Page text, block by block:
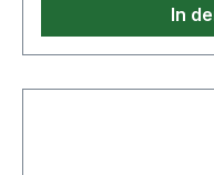
In